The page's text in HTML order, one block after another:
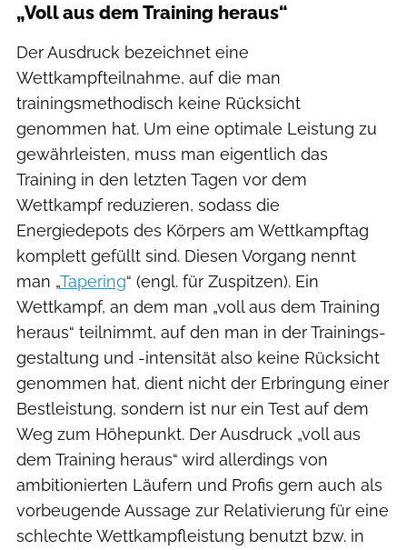
„Voll aus dem Training heraus“
Der Ausdruck bezeichnet eine
Wettkampfteilnahme, auf die man
trainingsmethodisch keine Rücksicht
genommen hat. Um eine optimale Leistung zu
gewährleisten, muss man eigentlich das
Training in den letzten Tagen vor dem
Wettkampf reduzieren, sodass die
Energiedepots des Körpers am Wettkampftag
komplett gefüllt sind. Diesen Vorgang nennt
man „Tapering“ (engl. für Zuspitzen). Ein
Wettkampf, an dem man „voll aus dem Training
heraus“ teilnimmt, auf den man in der Trainings­
gestaltung und -intensität also keine Rücksicht
genommen hat, dient nicht der Erbringung einer
Best­leistung, sondern ist nur ein Test auf dem
Weg zum Höhepunkt. Der Ausdruck „voll aus
dem Training heraus“ wird allerdings von
ambitionierten Läufern und Profis gern auch als
vorbeugende Aussage zur Relativierung für eine
schlechte Wettkampfleistung benutzt bzw. in